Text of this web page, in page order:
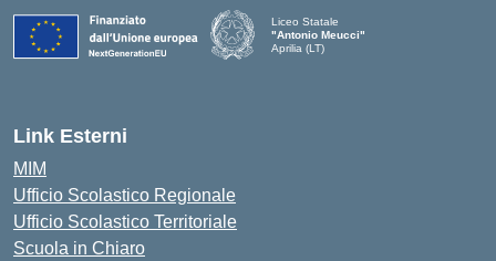
Liceo Statale
"Antonio Meucci"
Aprilia (LT)
Link Esterni
MIM
Ufficio Scolastico Regionale
Ufficio Scolastico Territoriale
Scuola in Chiaro